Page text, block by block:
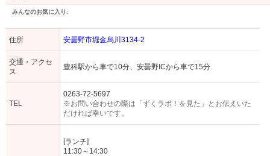
みんなのお気に入り:
住所 安曇野市堀金烏川3134-2
交通・アクセ
ス
豊科駅から車で10分、安曇野ICから車で15分
TEL
0263-72-5697
※お問い合わせの際は「ずくラボ！を見た」とお伝えいた
だければ幸いです。
[ランチ]
11:30～14:30